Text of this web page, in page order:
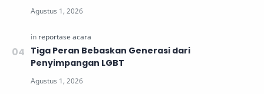
Tiga Peran Bebaskan Generasi dari
Penyimpangan LGBT